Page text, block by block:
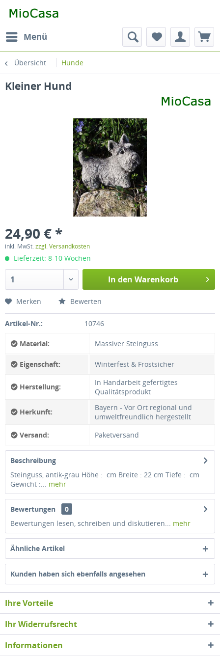
Menü
Übersicht Hunde
Kleiner Hund
24,90 € *
inkl. MwSt.zzgl. Versandkosten
Lieferzeit: 8-10 Wochen
In den Warenkorb
Merken Bewerten
Artikel-Nr.: 10746
Material: Massiver Steinguss
Eigenschaft: Winterfest & Frostsicher
Herstellung:
In Handarbeit gefertigtes
Qualitätsprodukt
Herkunft:
Bayern - Vor Ort regional und
umweltfreundlich hergestellt
Versand:
Paketversand
Beschreibung
Steinguss, antik-grau Höhe : cm Breite : 22 cm Tiefe : cm
Gewicht :... mehr
Bewertungen
0
Bewertungen lesen, schreiben und diskutieren... mehr
Ähnliche Artikel
Kunden haben sich ebenfalls angesehen
Ihre Vorteile
Ihr Widerrufsrecht
Informationen